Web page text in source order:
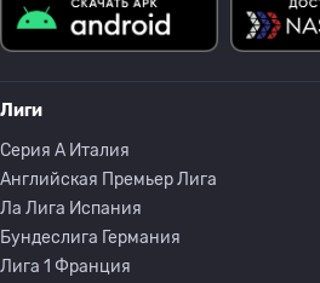
Лиги
Серия A Италия
Английская Премьер Лига
Ла Лига Испания
Бундеслига Германия
Лига 1 Франция